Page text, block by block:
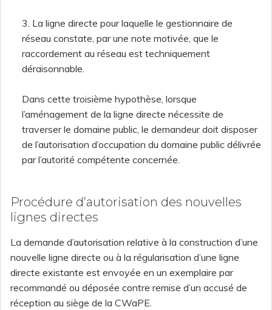
3. La ligne directe pour laquelle le gestionnaire de
réseau constate, par une note motivée, que le
raccordement au réseau est techniquement
déraisonnable.
Dans cette troisième hypothèse, lorsque
l’aménagement de la ligne directe nécessite de
traverser le domaine public, le demandeur doit disposer
de l’autorisation d’occupation du domaine public délivrée
par l’autorité compétente concernée.
Procédure d’autorisation des nouvelles
lignes directes
La demande d’autorisation relative à la construction d’une
nouvelle ligne directe ou à la régularisation d’une ligne
directe existante est envoyée en un exemplaire par
recommandé ou déposée contre remise d’un accusé de
réception au siège de la CWaPE.